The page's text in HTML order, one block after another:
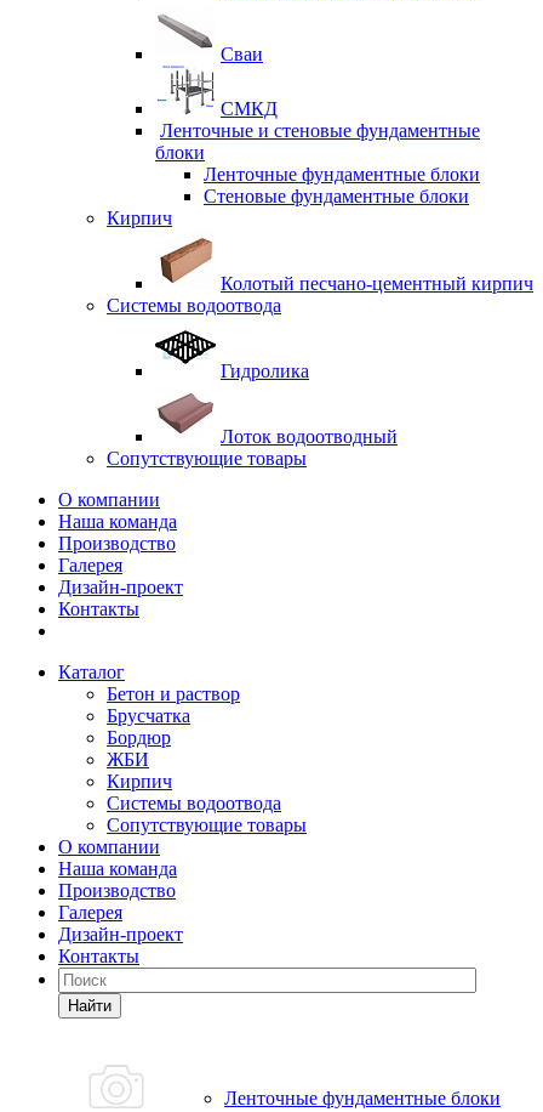
Сваи
СМКД
Ленточные и стеновые фундаментные
блоки
Ленточные фундаментные блоки
Стеновые фундаментные блоки
Кирпич
Колотый песчано-цементный кирпич
Системы водоотвода
Гидролика
Лоток водоотводный
Сопутствующие товары
О компании
Наша команда
Производство
Галерея
Дизайн-проект
Контакты
Каталог
Бетон и раствор
Брусчатка
Бордюр
ЖБИ
Кирпич
Системы водоотвода
Сопутствующие товары
О компании
Наша команда
Производство
Галерея
Дизайн-проект
Контакты
Найти
Ленточные фундаментные блоки